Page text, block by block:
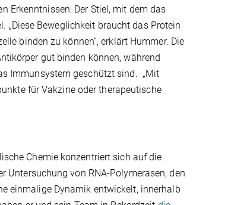
Erkenntnissen: Der Stiel, mit dem das
„Diese Beweglichkeit braucht das Protein
binden zu können“, erklärt Hummer. Die
gut binden können, während
Immunsystem geschützt sind. „Mit
für Vakzine oder therapeutische
Chemie konzentriert sich auf die
Untersuchung von RNA-Polymerasen, den
einmalige Dynamik entwickelt, innerhalb